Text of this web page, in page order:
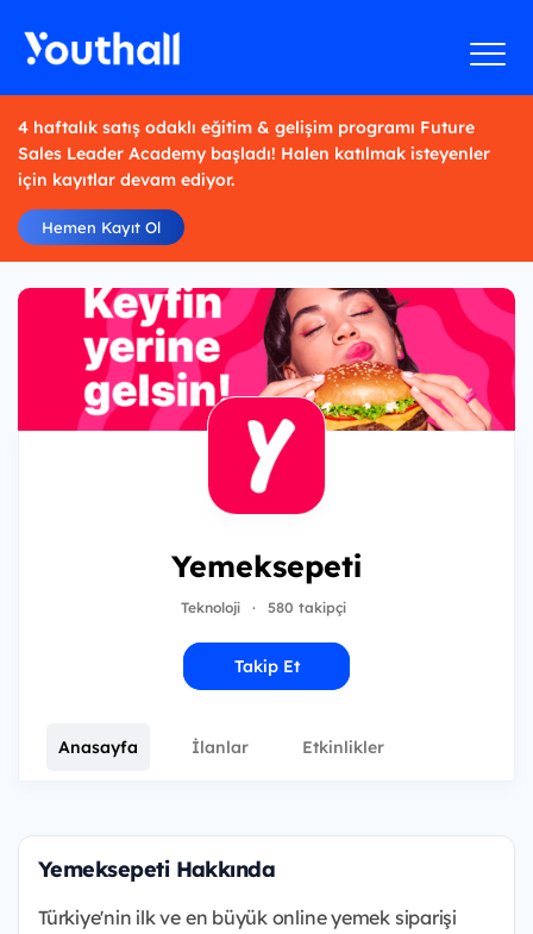
4 haftalık satış odaklı eğitim & gelişim programı Future
Sales Leader Academy başladı! Halen katılmak isteyenler
için kayıtlar devam ediyor.
Hemen Kayıt Ol
Yemeksepeti
Teknoloji · 580 takipçi
Takip Et
Anasayfa İlanlar Etkinlikler
Yemeksepeti Hakkında
Türkiye'nin ilk ve en büyük online yemek siparişi